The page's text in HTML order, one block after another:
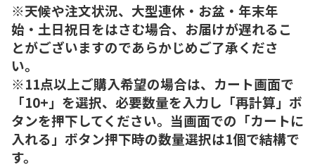
※天候や注文状況、大型連休・お盆・年末年
始・土日祝日をはさむ場合、お届けが遅れるこ
とがございますのであらかじめご了承くださ
い。
※11点以上ご購入希望の場合は、カート画面で
「10+」を選択、必要数量を入力し「再計算」ボ
タンを押下してください。当画面での「カートに
入れる」ボタン押下時の数量選択は1個で結構で
す。